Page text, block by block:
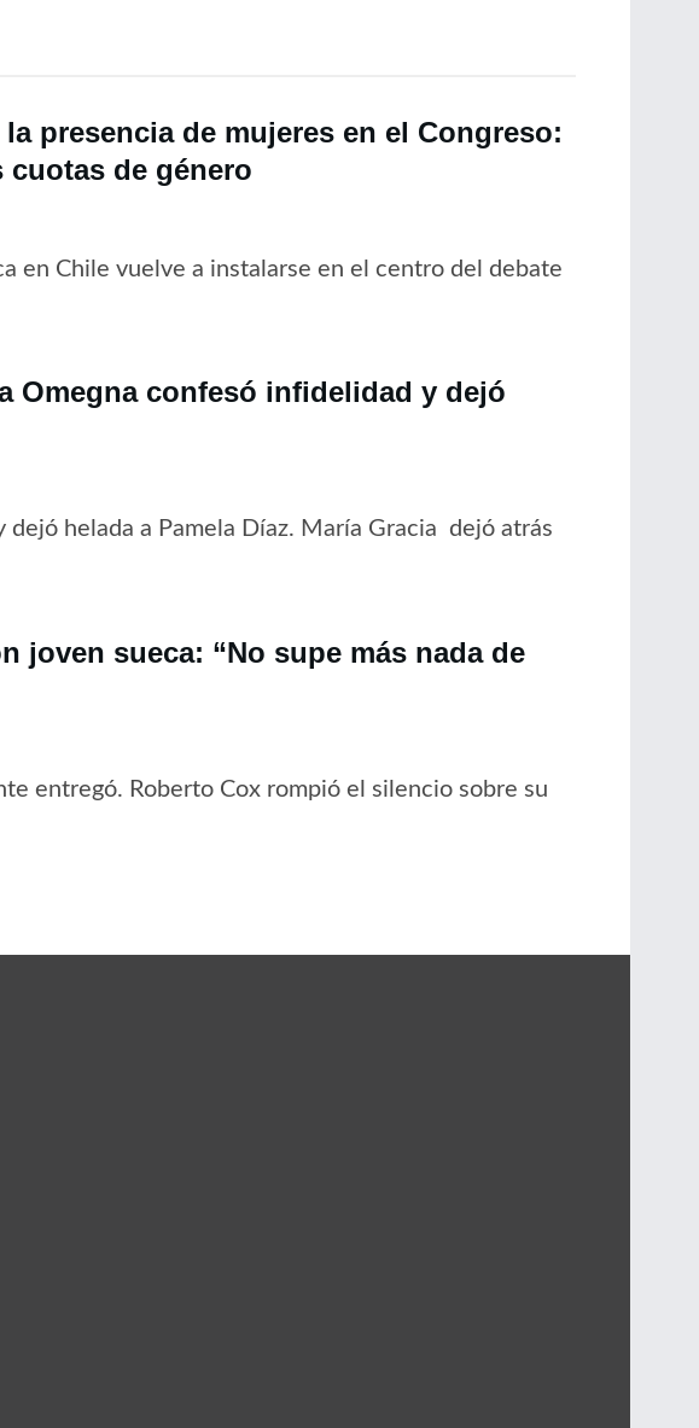
presencia de mujeres en el Congreso:
cuotas de género
en Chile vuelve a instalarse en el centro del debate
Omegna confesó infidelidad y dejó
helada a Pamela Díaz. María Gracia dejó atrás
joven sueca: “No supe más nada de
entregó. Roberto Cox rompió el silencio sobre su